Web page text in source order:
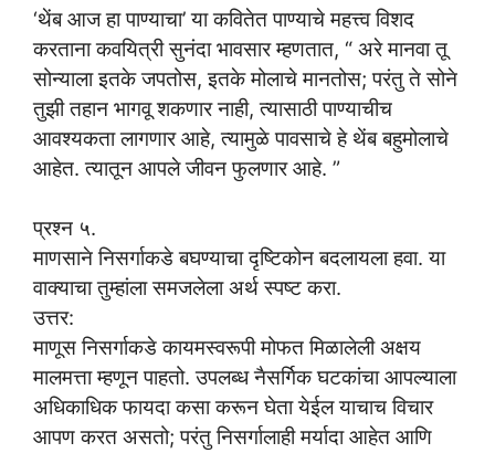
‘थेंब आज हा पाण्याचा’ या कवितेत पाण्याचे महत्त्व विशद
करताना कवयित्री सुनंदा भावसार म्हणतात, “ अरे मानवा तू
सोन्याला इतके जपतोस, इतके मोलाचे मानतोस; परंतु ते सोने
तुझी तहान भागवू शकणार नाही, त्यासाठी पाण्याचीच
आवश्यकता लागणार आहे, त्यामुळे पावसाचे हे थेंब बहुमोलाचे
आहेत. त्यातून आपले जीवन फुलणार आहे. ”
प्रश्न ५.
माणसाने निसर्गाकडे बघण्याचा दृष्टिकोन बदलायला हवा. या
वाक्याचा तुम्हांला समजलेला अर्थ स्पष्ट करा.
उत्तर:
माणूस निसर्गाकडे कायमस्वरूपी मोफत मिळालेली अक्षय
मालमत्ता म्हणून पाहतो. उपलब्ध नैसर्गिक घटकांचा आपल्याला
अधिकाधिक फायदा कसा करून घेता येईल याचाच विचार
आपण करत असतो; परंतु निसर्गालाही मर्यादा आहेत आणि